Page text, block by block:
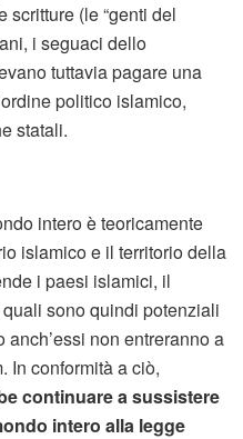
scritture (le “genti del
i seguaci dello
tuttavia pagare una
politico islamico,
statali.
intero è teoricamente
islamico e il territorio della
i paesi islamici, il
sono quindi potenziali
non entreranno a
In conformità a ciò,
continuare a sussistere
intero alla legge